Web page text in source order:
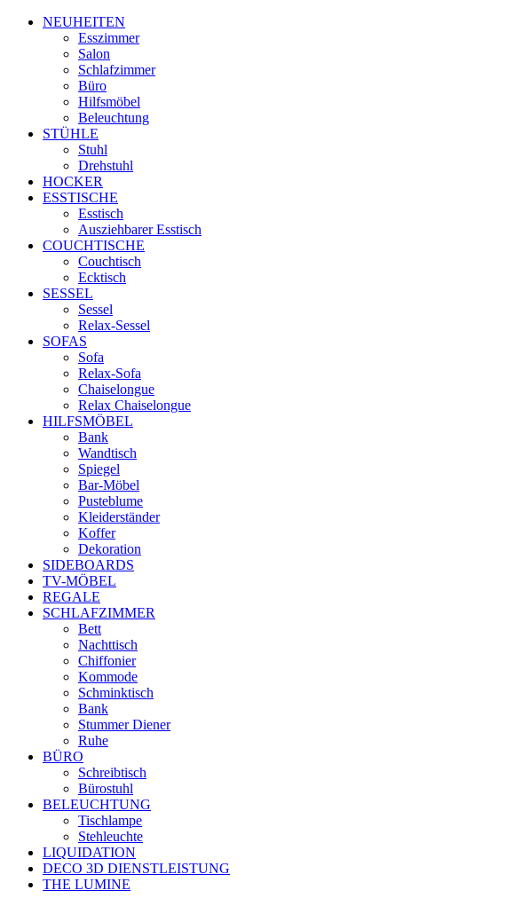
NEUHEITEN
Esszimmer
Salon
Schlafzimmer
Büro
Hilfsmöbel
Beleuchtung
STÜHLE
Stuhl
Drehstuhl
HOCKER
ESSTISCHE
Esstisch
Ausziehbarer Esstisch
COUCHTISCHE
Couchtisch
Ecktisch
SESSEL
Sessel
Relax-Sessel
SOFAS
Sofa
Relax-Sofa
Chaiselongue
Relax Chaiselongue
HILFSMÖBEL
Bank
Wandtisch
Spiegel
Bar-Möbel
Pusteblume
Kleiderständer
Koffer
Dekoration
SIDEBOARDS
TV-MÖBEL
REGALE
SCHLAFZIMMER
Bett
Nachttisch
Chiffonier
Kommode
Schminktisch
Bank
Stummer Diener
Ruhe
BÜRO
Schreibtisch
Bürostuhl
BELEUCHTUNG
Tischlampe
Stehleuchte
LIQUIDATION
DECO 3D DIENSTLEISTUNG
THE LUMINE